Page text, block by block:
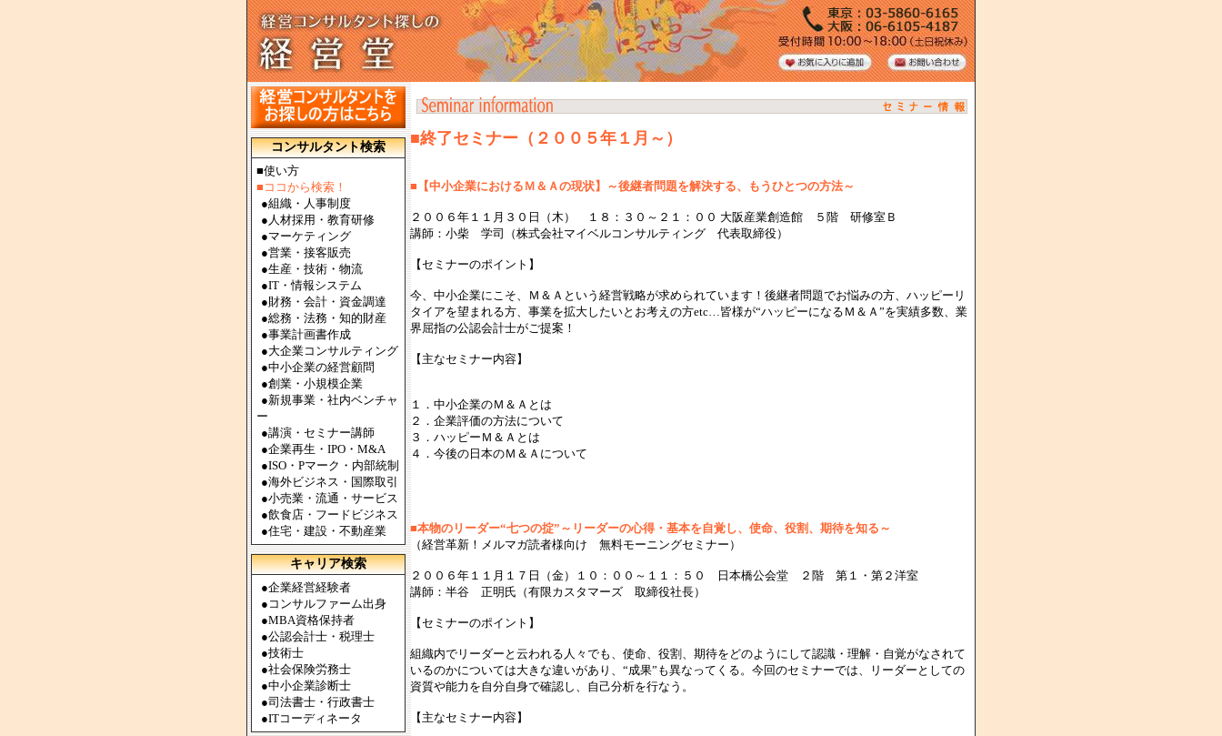
コンサルタント検索
■使い方
■ココから検索！
●組織・人事制度
● 人材採用・教育研修
●マーケティング
●営業・接客販売
●生産・技術・物流
●IT・情報システム
●財務・会計・資金調達
●総務・法務・知的財産
●事業計画書作成
●大企業コンサルティング
●中小企業の経営顧問
●創業・小規模企業
●新規事業・社内ベンチャ
ー
●講演・セミナー講師
●企業再生・IPO・M&A
●ISO・Pマーク・内部統制
●海外ビジネス・国際取引
●小売業・流通・サービス
●飲食店・フードビジネス
●住宅・建設・不動産業
キャリア検索
●企業経営経験者
● コンサルファーム出身
●MBA資格保持者
●公認会計士・税理士
●技術士
●社会保険労務士
●中小企業診断士
●司法書士・行政書士
●ITコーディネータ
■終了セミナー（２００５年１月～）
■ 【中小企業におけるＭ＆Ａの現状】 ～後継者問題を解決する、もうひとつの方法～
２００６年１１月３０日（木） １８：３０～２１：００ 大阪産業創造館 ５階 研修室Ｂ
講師：小柴 学司（株式会社マイベルコンサルティング 代表取締役）
【セミナーのポイント】
今、中小企業にこそ、Ｍ＆Ａという経営戦略が求められています！後継者問題でお悩みの方、ハッピーリ
タイアを望まれる方、事業を拡大したいとお考えの方etc…皆様が“ハッピーになるＭ＆Ａ”を実績多数、業
界屈指の公認会計士がご提案！
【主なセミナー内容】
１．中小企業のＭ＆Ａとは
２．企業評価の方法について
３．ハッピーＭ＆Ａとは
４．今後の日本のＭ＆Ａについて
■本物のリーダー“七つの掟”～リーダーの心得・基本を自覚し、使命、役割、期待を知る～
（経営革新！メルマガ読者様向け 無料モーニングセミナー）
２００６年１１月１７日（金）１０：００～１１：５０ 日本橋公会堂 ２階 第１・第２洋室
講師：半谷 正明氏（有限カスタマーズ 取締役社長）
【セミナーのポイント】
組織内でリーダーと云われる人々でも、使命、役割、期待をどのようにして認識・理解・自覚がなされて
いるのかについては大きな違いがあり、“成果”も異なってくる。今回のセミナーでは、リーダーとしての
資質や能力を自分自身で確認し、自己分析を行なう。
【主なセミナー内容】